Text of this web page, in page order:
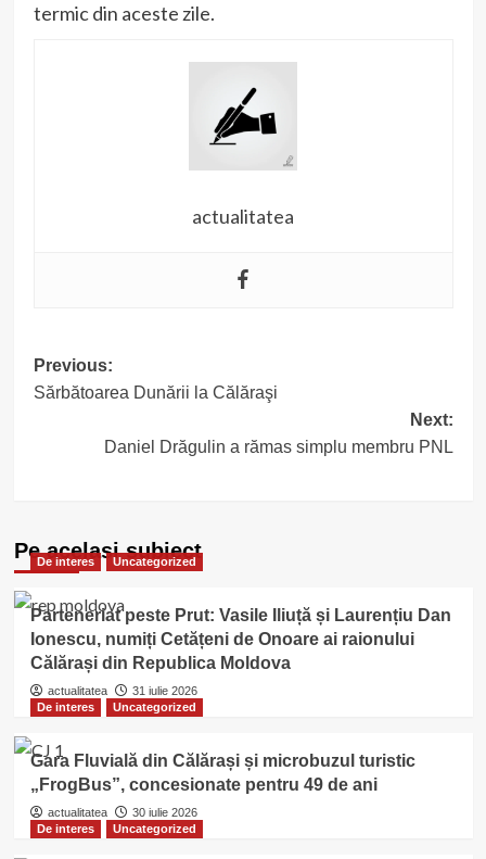
termic din aceste zile.
actualitatea
Post
navigation
Previous:
Sărbătoarea Dunării la Călăraşi
Next:
Daniel Drăgulin a rămas simplu membru PNL
Pe acelasi subiect
De interes Uncategorized
Parteneriat peste Prut: Vasile Iliuță și Laurențiu Dan
Ionescu, numiți Cetățeni de Onoare ai raionului
Călărași din Republica Moldova
actualitatea
31 iulie 2026
De interes
Uncategorized
Gara Fluvială din Călărași și microbuzul turistic
„FrogBus”, concesionate pentru 49 de ani
actualitatea
30 iulie 2026
De interes
Uncategorized